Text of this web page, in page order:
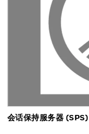
会话保持服务器 (SPS)